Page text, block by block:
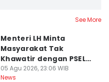
See More
Menteri LH Minta
Masyarakat Tak
Khawatir dengan PSEL
Modern
05 Agu 2026, 23:06 WIB
News